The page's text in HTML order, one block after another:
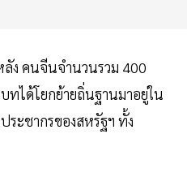
ลัง คนจีนจำนวนรวม 400
ได้โยกย้ายถิ่นฐานมาอยู่ใน
ระชากรของสหรัฐฯ ทั้ง